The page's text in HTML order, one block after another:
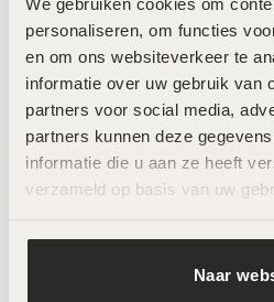
personaliseren, om functies
en om ons websiteverkeer te
informatie over uw gebruik van
partners voor social media,
partners kunnen deze
informatie die u aan ze heeft
verzameld op basis van uw
Naar
pHformula C.C. Cream
SPF30+ Medium – 50ml
€52,00
€